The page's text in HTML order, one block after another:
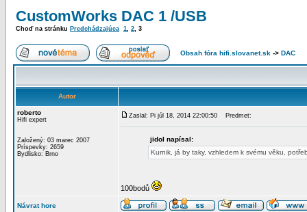
CustomWorks DAC 1 /USB
Choď na stránku Predchádzajúca 1, 2, 3
Obsah fóra hifi.slovanet.sk -> DAC
Autor
roberto
Hifi expert
Založený: 03 marec 2007
Príspevky: 2659
Bydlisko: Brno
Zaslal: Pi júl 18, 2014 22:00:50 Predmet:
jidol napísal:
Kurnik, já by taky, vzhledem k svému věku,
100bodů
Návrat hore